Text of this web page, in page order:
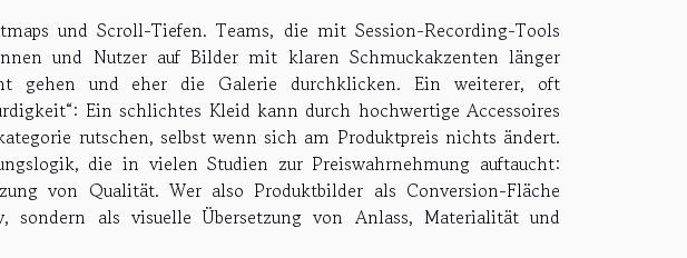
und Scroll-Tiefen. Teams, die mit Session-Recording-Tools
und Nutzer auf Bilder mit klaren Schmuckakzenten länger
gehen und eher die Galerie durchklicken. Ein weiterer, oft
Ein schlichtes Kleid kann durch hochwertige Accessoires
rutschen, selbst wenn sich am Produktpreis nichts ändert.
die in vielen Studien zur Preiswahrnehmung auftaucht:
von Qualität. Wer also Produktbilder als Conversion-Fläche
als visuelle Übersetzung von Anlass, Materialität und